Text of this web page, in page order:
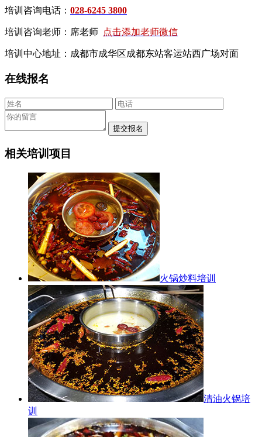
培训咨询电话： 028-6245 3800
培训咨询老师：席老师 点击添加老师微信
培训中心地址：成都市成华区成都东站客运站西广场对面
在线报名
相关培训项目
火锅炒料培训
清油火锅培
训